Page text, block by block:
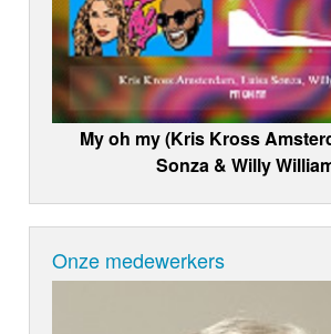
My oh my (Kris Kross
Sonza & Willy
Onze medewerkers